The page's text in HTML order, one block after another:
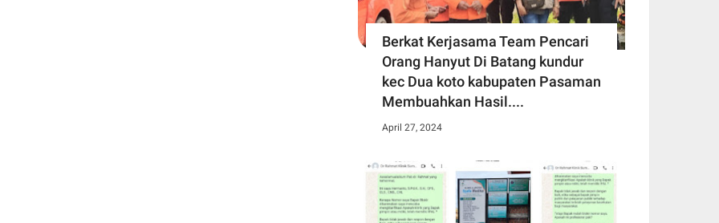
Berkat Kerjasama Team Pencari
Orang Hanyut Di Batang kundur
kec Dua koto kabupaten Pasaman
Membuahkan Hasil....
April 27, 2024